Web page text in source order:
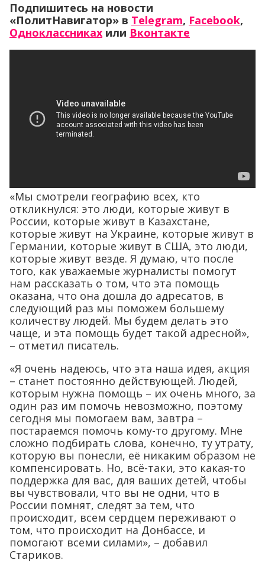
Подпишитесь на новости
«ПолитНавигатор» в Telegram, Facebook,
Одноклассниках или Вконтакте
«Мы смотрели географию всех, кто
откликнулся: это люди, которые живут в
России, которые живут в Казахстане,
которые живут на Украине, которые живут в
Германии, которые живут в США, это люди,
которые живут везде. Я думаю, что после
того, как уважаемые журналисты помогут
нам рассказать о том, что эта помощь
оказана, что она дошла до адресатов, в
следующий раз мы поможем большему
количеству людей. Мы будем делать это
чаще, и эта помощь будет такой адресной»,
– отметил писатель.
«Я очень надеюсь, что эта наша идея, акция
– станет постоянно действующей. Людей,
которым нужна помощь – их очень много, за
один раз им помочь невозможно, поэтому
сегодня мы помогаем вам, завтра –
постараемся помочь кому-то другому. Мне
сложно подбирать слова, конечно, ту утрату,
которую вы понесли, её никаким образом не
компенсировать. Но, всё-таки, это какая-то
поддержка для вас, для ваших детей, чтобы
вы чувствовали, что вы не одни, что в
России помнят, следят за тем, что
происходит, всем сердцем переживают о
том, что происходит на Донбассе, и
помогают всеми силами», – добавил
Стариков.